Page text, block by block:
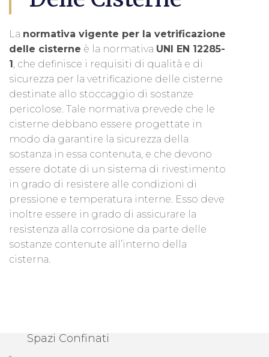
La normativa vigente per la vetrificazione
delle cisterne è la normativa UNI EN 12285-
1 , che definisce i requisiti di qualità e di
sicurezza per la vetrificazione delle cisterne
destinate allo stoccaggio di sostanze
pericolose. Tale normativa prevede che le
cisterne debbano essere progettate in
modo da garantire la sicurezza della
sostanza in essa contenuta, e che devono
essere dotate di un sistema di rivestimento
in grado di resistere alle condizioni di
pressione e temperatura interne. Esso deve
inoltre essere in grado di assicurare la
resistenza alla corrosione da parte delle
sostanze contenute all’interno della
cisterna.
Spazi Confinati